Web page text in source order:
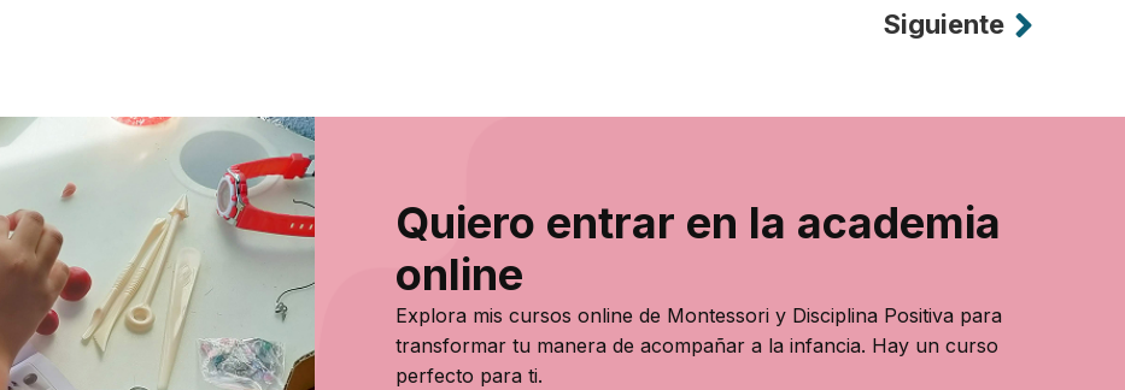
Siguiente
Quiero entrar en la academia
online
Explora mis cursos online de Montessori y Disciplina Positiva para
transformar tu manera de acompañar a la infancia. Hay un curso
perfecto para ti.